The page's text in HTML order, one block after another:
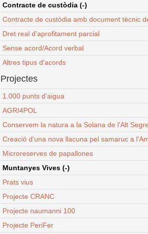
Contracte de custòdia (-)
Contracte de custòdia amb document tècnic
Dret real d'aprofitament parcial
Sense acord/Acord verbal
Altres tipus d'acords
Projectes
1.000 punts d'aigua
AGRI4POL
Conservem la natura a la Solana de l'Alt
Creació d'una nova llacuna pel samaruc a
Microreserves de papallones
Muntanyes Vives (-)
Prats vius
Projecte CRANC
Projecte naumanni 100
Projecte PeriFer